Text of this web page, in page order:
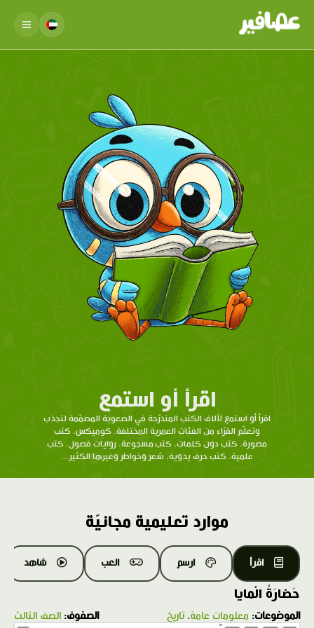
اقرأ أو استمع
اقرأ أو استمع لآلاف الكتب المتدرّحة في الصعوبة المصمّمة لتجذب
وتعلّم القرّاء من الفئات العمرية المختلفة. كوميكس، كتب
مصورة، كتب دون كلمات، كتب مسجوعة، روايات فصول، كتب
علمية، كتب حرف يدوية، شعر وخواطر وغيرها الكثير...
موارد تعليمية مجانيّة
اقرأ ارسم العب شاهد
حَضارَةُ الْمايا
الموضوعات: معلومات عامة، تاريخ الصفوف: الصف الثالث